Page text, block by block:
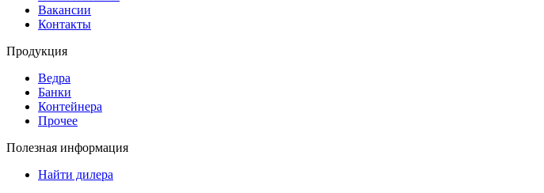
Вакансии
Контакты
Продукция
Ведра
Банки
Контейнера
Прочее
Полезная информация
Найти дилера